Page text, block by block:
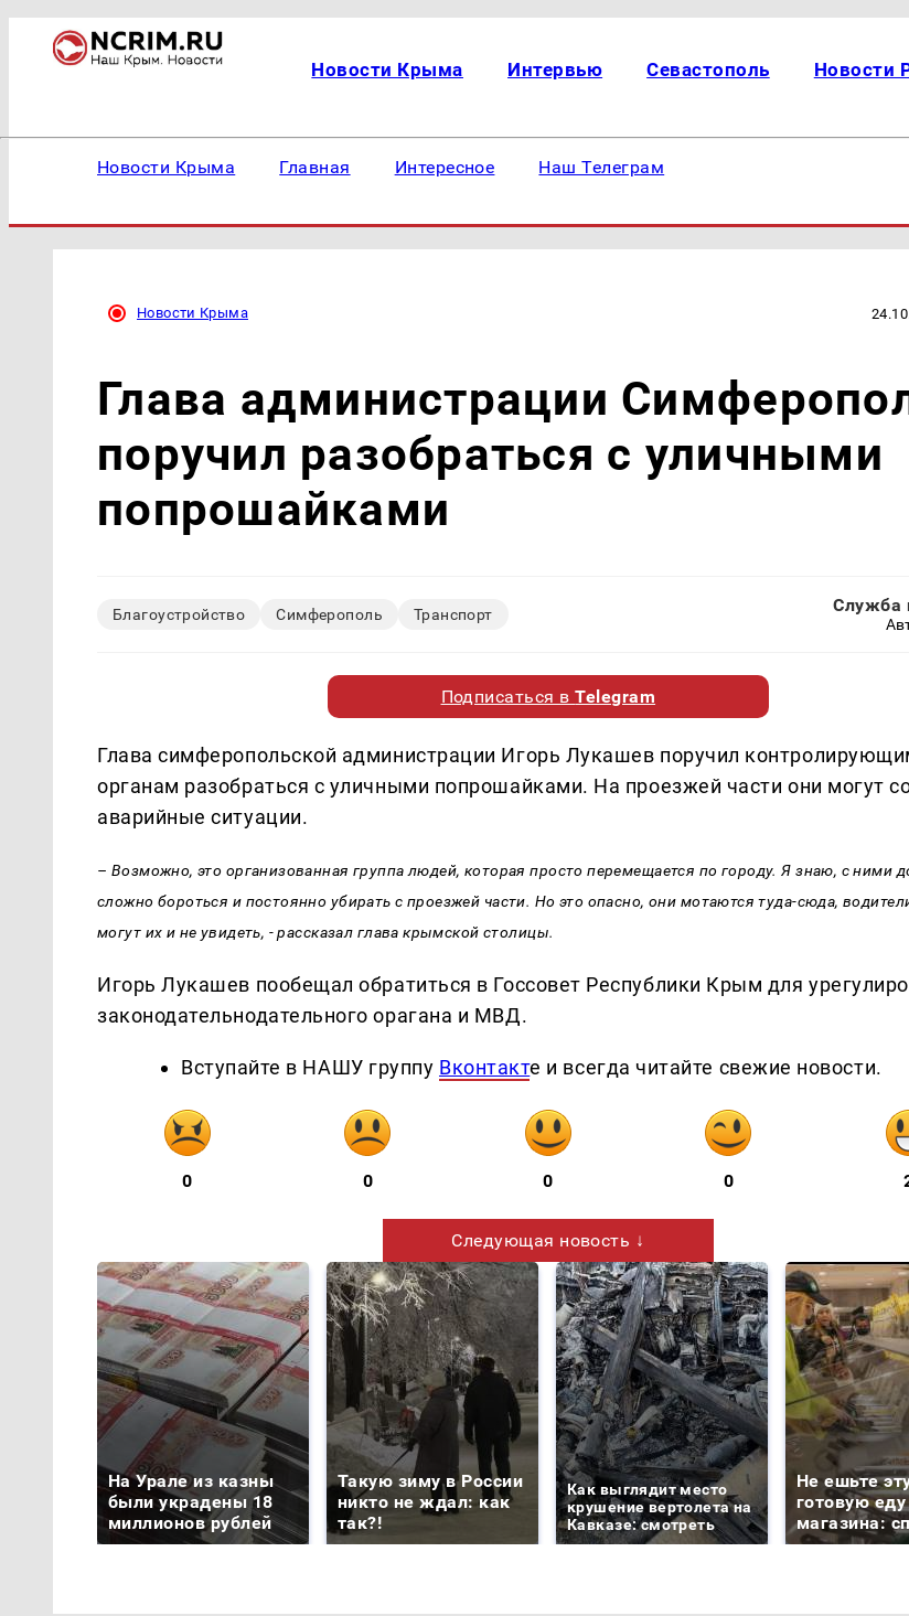
Новости Крыма Интервью Севастополь Новости
Новости Крыма Главная Интересное Наш Телеграм
Новости Крыма
Глава администрации
поручил разобраться с уличными
попрошайками
Благоустройство Симферополь Транспорт Служба
Подписаться вTelegram
Глава симферопольской администрации Игорь Лукашев поручил
органам разобраться с уличными попрошайками. На проезжей части они могут
аварийные ситуации.
– Возможно, это организованная группа людей, которая просто перемещается по городу. Я знаю, с ними
сложно бороться и постоянно убирать с проезжей части. Но это опасно, они мотаются туда-сюда,
могут их и не увидеть, - рассказал глава крымской столицы.
Игорь Лукашев пообещал обратиться в Госсовет Республики Крым для
законодательнодательного орагана и МВД.
Вступайте в НАШУ группу Вконтакте и всегда читайте свежие новости.
0 0 0 0
Следующая новость ↓
На Урале из казны
были украдены 18
миллионов рублей
Такую зиму в России
никто не ждал: как
так?!
Как выглядит место
крушение вертолета на
Кавказе: смотреть
Не ешьте
готовую еду
магазина: